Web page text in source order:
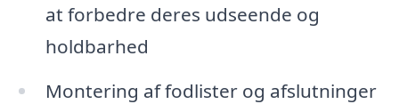
at forbedre deres udseende og
holdbarhed
Montering af fodlister og afslutninger